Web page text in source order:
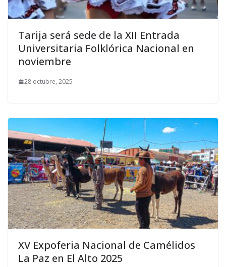
Tarija será sede de la XII Entrada
Universitaria Folklórica Nacional en
noviembre
28 octubre, 2025
XV Expoferia Nacional de Camélidos
La Paz en El Alto 2025